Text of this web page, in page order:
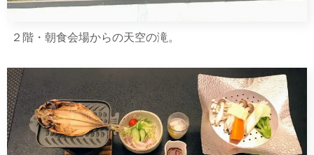
２階・朝食会場からの天空の滝。